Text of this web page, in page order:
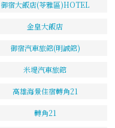
御宿大飯店(苓雅區)HOTEL
金皇大飯店
御宿汽車旅館(明誠館)
米堤汽車旅館
高雄海景住宿轉角21
轉角21